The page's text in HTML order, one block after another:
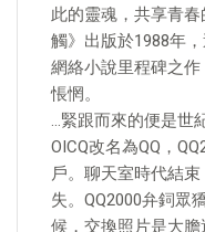
此的靈魂，共享青
觸》出版於1988年
網絡小說里程碑之
悵惘。
…緊跟而來的便是世
OICQ改名為QQ，
戶。聊天室時代結
失。QQ2000弁鉰眾
候，交換照片是大